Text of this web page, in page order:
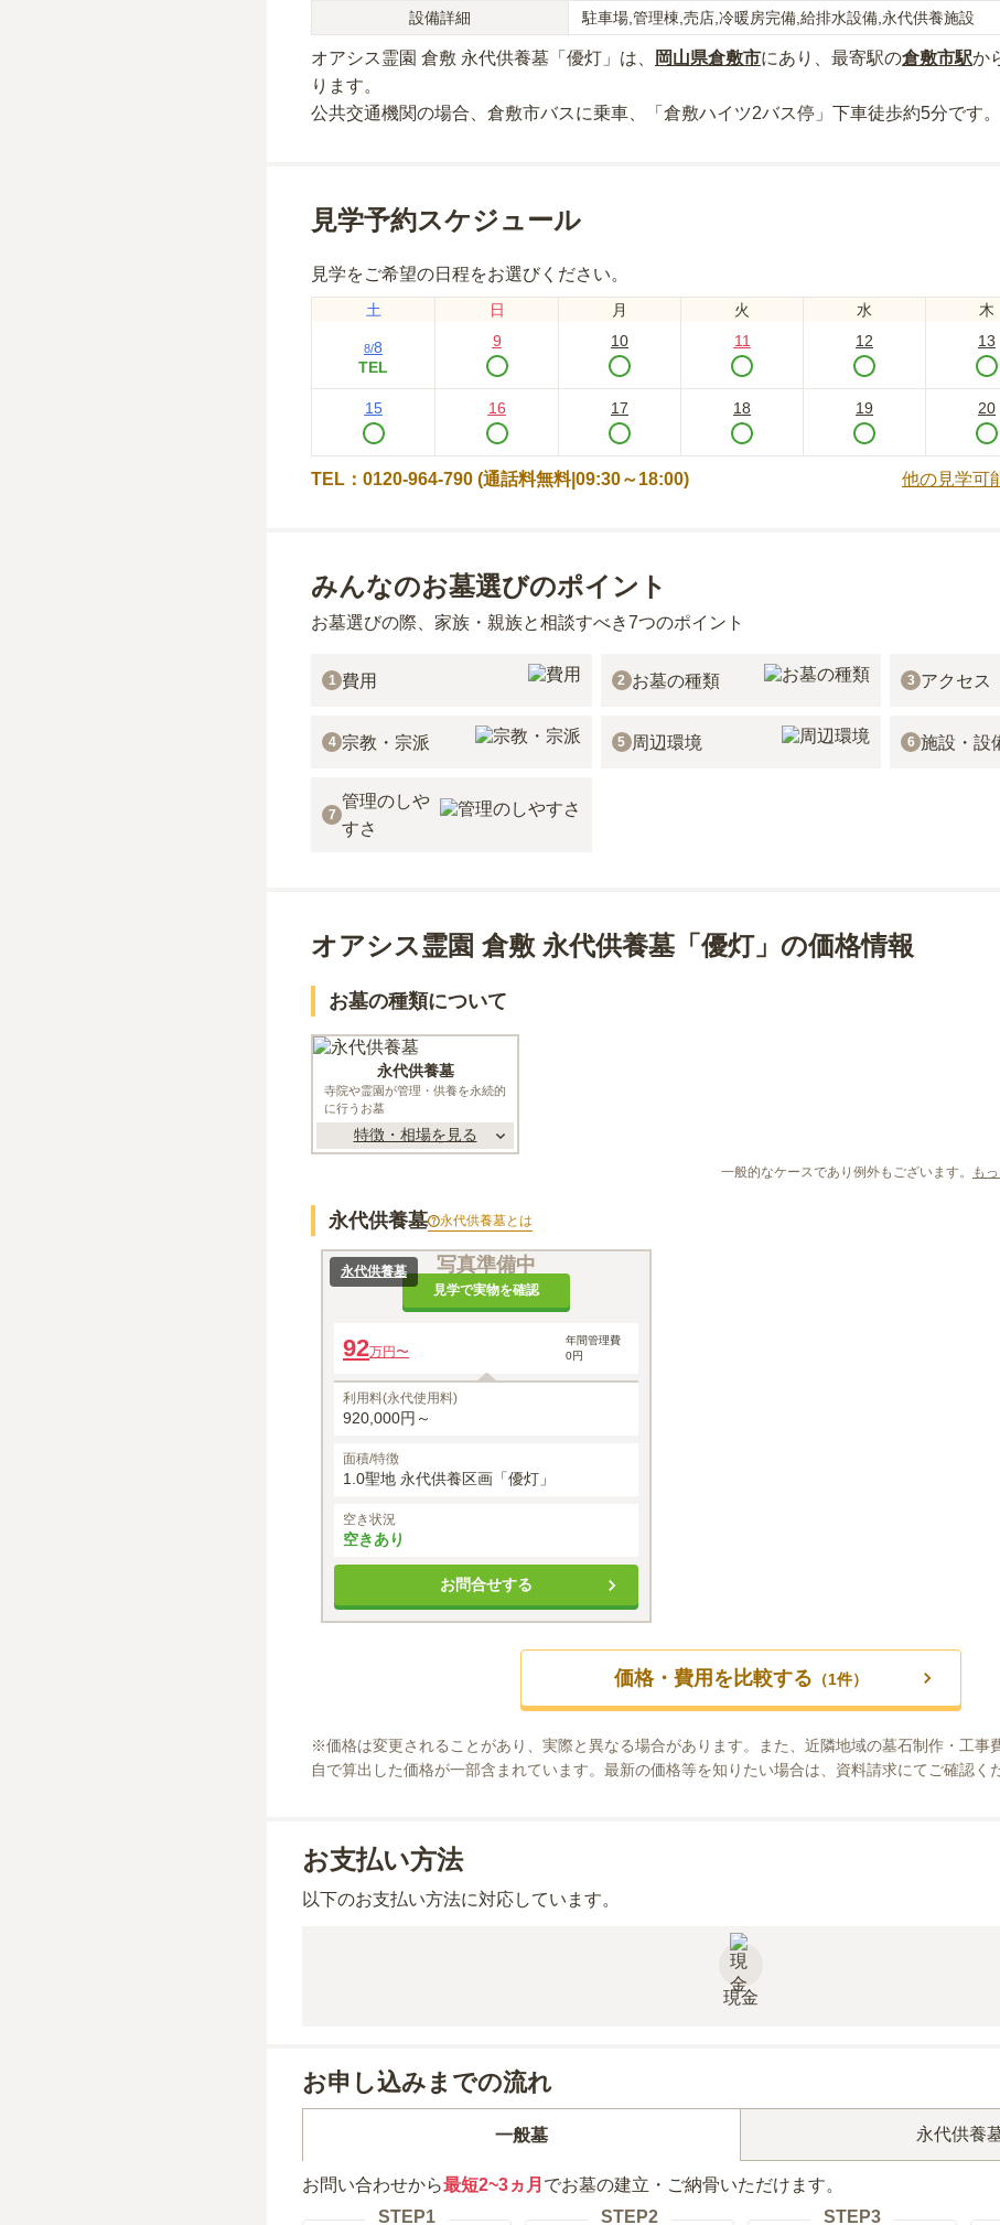
設備詳細 駐車場,管理棟,売店,冷暖房完備,給排水設備,永代供養施設
オアシス霊園 倉敷 永代供養墓「優灯」 は、 岡山県倉敷市にあり 、最寄駅の倉敷市駅か
り ます。
公共交通機関の場合 、倉敷市バスに乗車、「倉敷ハイツ2バス停」下車徒歩約5分です。
見学予約スケジュール
見学をご希望の日程をお選びください。
土 日 月 火 水 木
8/8
TEL
9 10 11 12 13
15 16 17 18 19 20
TEL：0120-964-790 (通話料無料|09:30～18:00) 他の見学可
みんなのお墓選びのポイント
お墓選びの際、家族・親族と相談すべき7つのポイント
1 費用 2 お墓の種類 3 アクセス
4 宗教・宗派 5 周辺環境 6 施設・設
7
管理のしや
すさ
オアシス霊園 倉敷 永代供養墓「優灯」の価格情報
お墓の種類について
永代供養墓
寺院や霊園が管理・供養を永続的
に行うお墓
特徴・相場を見る
一般的なケースであり例外もございます。 も
永代供養墓 永代供養墓とは
写真準備中
見学で実物を確認
永代供養墓
92万円〜
年間管理費
0円
利用料(永代使用料)
920,000円～
面積/特徴
1.0聖地 永代供養区画「優灯」
空き状況
空きあり
お問合せする
価格・費用を比較する （1件）
※価格は変更されることがあり、実際と異なる場合があります。また、近隣地域の墓石制作・工事
自で算出した価格が一部含まれています。最新の価格等を知りたい場合は、資料請求にてご確認く
お支払い方法
以下のお支払い方法に対応しています。
現金
お申し込みまでの流れ
一般墓 永代供養
お問い合わせから最短2~3ヵ月 でお墓の建立・ご納骨いただけます。
STEP1 STEP2 STEP3